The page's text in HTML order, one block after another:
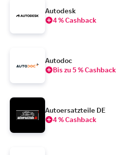
Autodesk
4 % Cashback
Autodoc
Bis zu 5 % Cashback
Autoersatzteile DE
4 % Cashback